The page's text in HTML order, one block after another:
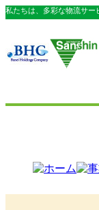
私たちは、多彩な物流サー